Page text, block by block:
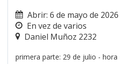
Abrir: 6 de mayo de 2026
En vez de varios
Daniel Muñoz 2232
primera parte: 29 de julio - hora